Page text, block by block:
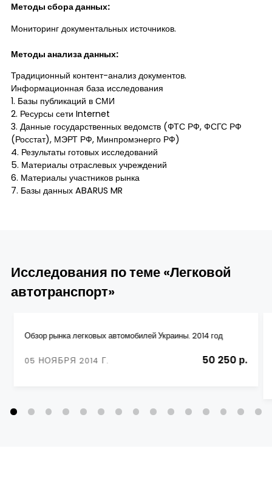
Методы сбора данных:
Мониторинг документальных источников.
Методы анализа данных:
Традиционный контент-анализ документов.
Информационная база исследования
1. Базы публикаций в СМИ
2. Ресурсы сети Internet
3. Данные государственных ведомств (ФТС РФ, ФСГС РФ
(Росстат), МЭРТ РФ, Минпромэнерго РФ)
4. Результаты готовых исследований
5. Материалы отраслевых учреждений
6. Материалы участников рынка
7. Базы данных ABARUS MR
Исследования по теме «Легковой
автотранспорт»
Обзор рынка легковых автомобилей Украины. 2014 год
05 НОЯБРЯ 2014 Г. 50 250 р.